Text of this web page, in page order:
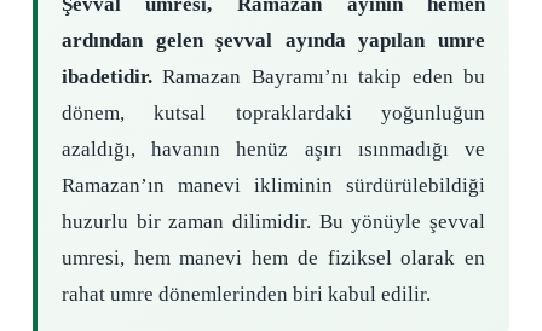
Şevval umresi, Ramazan ayının hemen
ardından gelen şevval ayında yapılan umre
ibadetidir.Ramazan Bayramı’nı takip eden bu
dönem, kutsal topraklardaki yoğunluğun
azaldığı, havanın henüz aşırı ısınmadığı ve
Ramazan’ın manevi ikliminin sürdürülebildiği
huzurlu bir zaman dilimidir. Bu yönüyle şevval
umresi, hem manevi hem de fiziksel olarak en
rahat umre dönemlerinden biri kabul edilir.